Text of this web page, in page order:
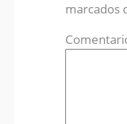
marcados